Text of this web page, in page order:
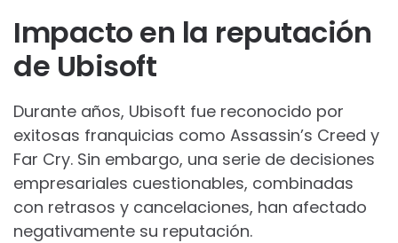
Impacto en la reputación
de Ubisoft
Durante años, Ubisoft fue reconocido por
exitosas franquicias como Assassin’s Creed y
Far Cry. Sin embargo, una serie de decisiones
empresariales cuestionables, combinadas
con retrasos y cancelaciones, han afectado
negativamente su reputación.